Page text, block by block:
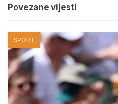
Povezane vijesti
SPORT